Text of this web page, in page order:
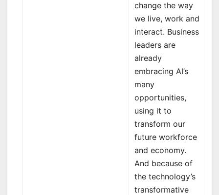
change the way
we live, work and
interact. Business
leaders are
already
embracing AI’s
many
opportunities,
using it to
transform our
future workforce
and economy.
And because of
the technology’s
transformative